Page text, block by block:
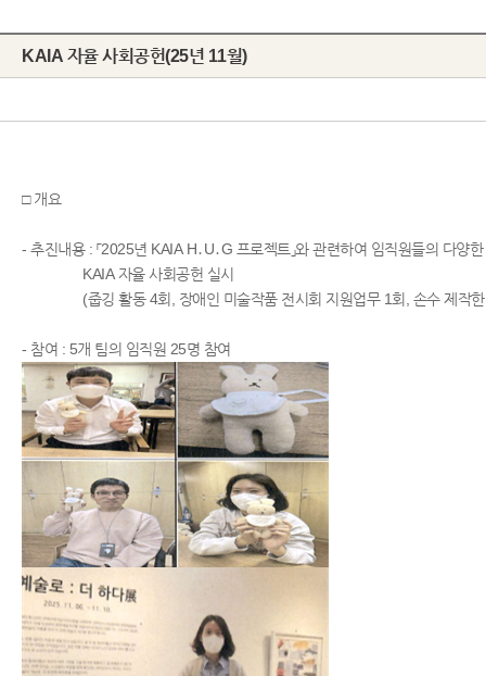
KAIA 자율 사회공헌(25년 11월)
□ 개요
- 추진내용 : 「2025년 KAIA H․U․G 프로젝트」와 관련하여 임직원들의 다양
KAIA 자율 사회공헌 실시
(줍깅 활동 4회, 장애인 미술작품 전시회 지원업무 1회, 손수 제작한
​- 참여 : 5개 팀의 임직원 25명 참여